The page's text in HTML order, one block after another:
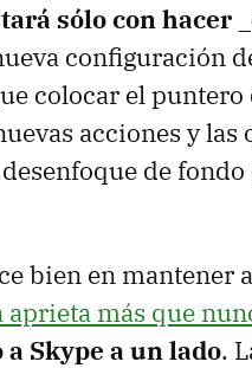
sólo con hacer
configuración
colocar el
acciones y
de
bien en mantener
más que
Skype a un lado.